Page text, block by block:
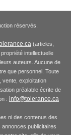
réservés.
(articles,
intellectuelle
auteurs. Aucune de
que personnel. Toute
vente, exploitation
préalable écrite de
: info@tolerance.ca
ni des contenus des
annonces publicitaires